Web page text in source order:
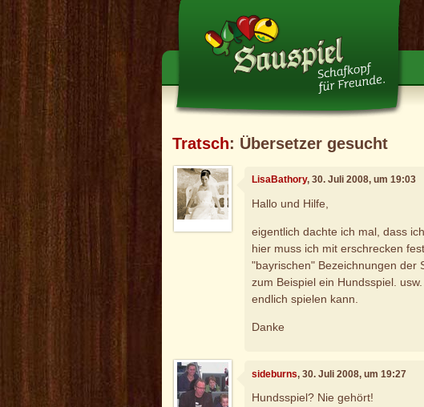
Tratsch: Übersetzer gesucht
LisaBathory, 30. Juli 2008, um 19:03
Hallo und Hilfe,
eigentlich dachte ich mal, dass
hier muss ich mit erschrecken
"bayrischen" Bezeichnungen der
zum Beispiel ein Hundsspiel.
endlich spielen kann.
Danke
sideburns, 30. Juli 2008, um 19:27
Hundsspiel? Nie gehört!